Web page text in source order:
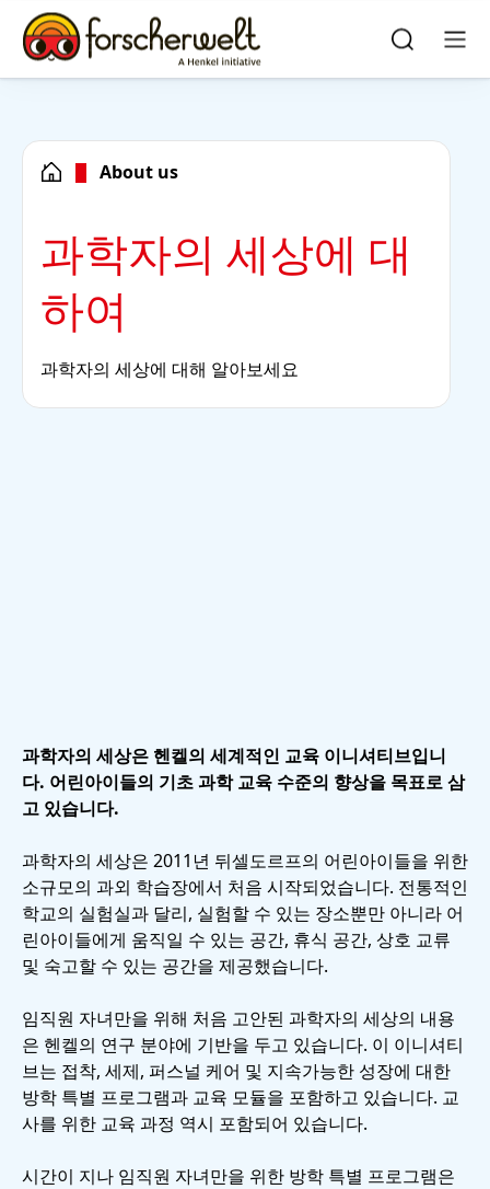
Skip to main content
Skip to footer
quick
search
About us
과학자의 세상에 대
하여
과학자의 세상에 대해 알아보세요
과학자의 세상은 헨켈의 세계적인 교육 이니셔티브입니
다. 어린아이들의 기초 과학 교육 수준의 향상을 목표로 삼
고 있습니다.
과학자의 세상은 2011년 뒤셀도르프의 어린아이들을 위한
소규모의 과외 학습장에서 처음 시작되었습니다. 전통적인
학교의 실험실과 달리, 실험할 수 있는 장소뿐만 아니라 어
린아이들에게 움직일 수 있는 공간, 휴식 공간, 상호 교류
및 숙고할 수 있는 공간을 제공했습니다.
임직원 자녀만을 위해 처음 고안된 과학자의 세상의 내용
은 헨켈의 연구 분야에 기반을 두고 있습니다. 이 이니셔티
브는 접착, 세제, 퍼스널 케어 및 지속가능한 성장에 대한
방학 특별 프로그램과 교육 모듈을 포함하고 있습니다. 교
사를 위한 교육 과정 역시 포함되어 있습니다.
시간이 지나 임직원 자녀만을 위한 방학 특별 프로그램은